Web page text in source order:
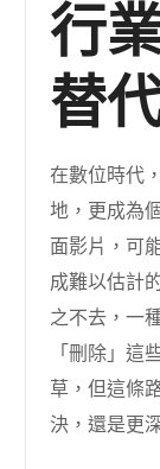
行
替
在數位時代
地，更成為
面影片，可
成難以估計
之不去，一
「刪除」這
草，但這條
決，還是更